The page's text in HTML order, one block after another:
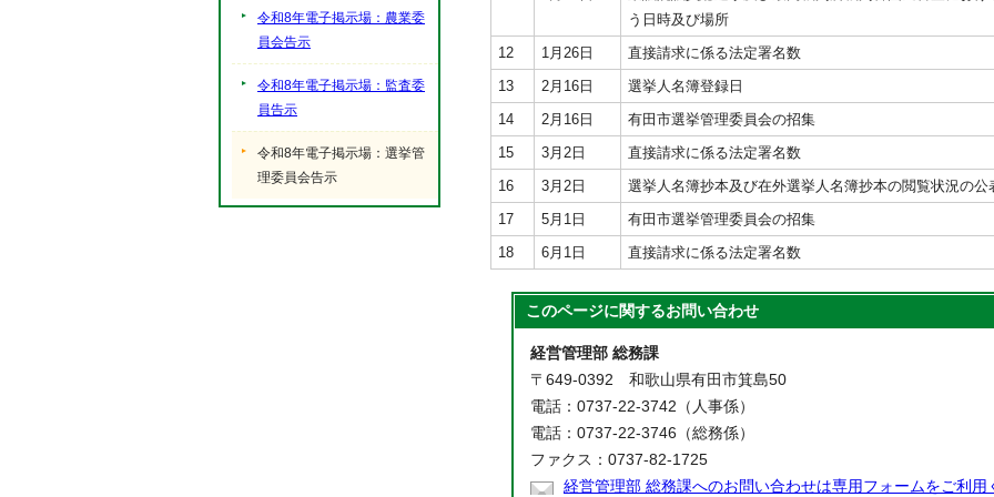
う日時及び場所
12
1月26日
直接請求に係る法定署名数
13
2月16日
選挙人名簿登録日
14
2月16日
有田市選挙管理委員会の招集
15
3月2日
直接請求に係る法定署名数
16
3月2日
選挙人名簿抄本及び在外選挙人名簿抄本の閲覧状況の公
17
5月1日
有田市選挙管理委員会の招集
18
6月1日 直接請求に係る法定署名数
このページに関するお問い合わせ
経営管理部 総務課
〒649-0392 和歌山県有田市箕島50
電話：0737-22-3742（人事係）
電話：0737-22-3746（総務係）
ファクス：0737-82-1725
経営管理部 総務課へのお問い合わせは専用フォームをご利用
令和8年電子掲示場：農業委
員会告示
令和8年電子掲示場：監査委
員告示
令和8年電子掲示場：選挙管
理委員会告示